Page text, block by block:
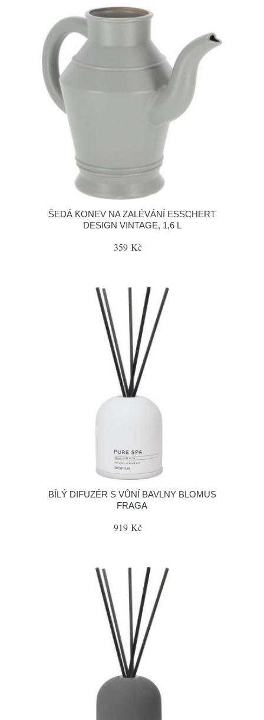
ŠEDÁ KONEV NA ZALÉVÁNÍ ESSCHERT
DESIGN VINTAGE, 1,6 L
359 Kč
BÍLÝ DIFUZÉR S VŮNÍ BAVLNY BLOMUS
FRAGA
919 Kč